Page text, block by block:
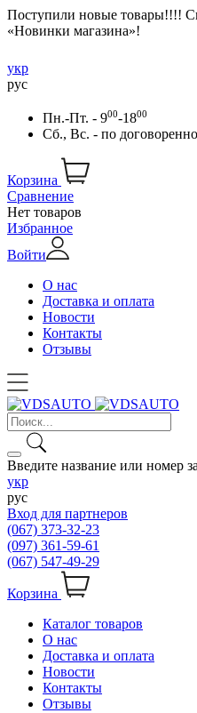
Поступили новые товары!!!!
«Новинки магазина»!
укр
рус
Пн.-Пт. - 900-1800
Сб., Вс. - по
Корзина
Сравнение
Нет товаров
Избранное
Войти
О нас
Доставка и оплата
Новости
Контакты
Отзывы
Введите название или номер
укр
рус
Вход для партнеров
(067) 373-32-23
(097) 361-59-61
(067) 547-49-29
Корзина
Каталог товаров
О нас
Доставка и оплата
Новости
Контакты
Отзывы